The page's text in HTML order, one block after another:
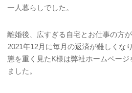
一人暮らしでした。
離婚後、広すぎる自宅とお仕事の方
2021年12月に毎月の返済が難しくな
態を重く見たK様は弊社ホームページ
ました。